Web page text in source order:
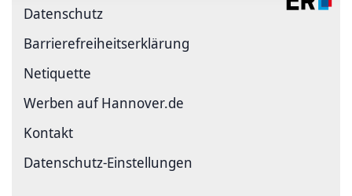
Datenschutz
Barriere­freiheits­erklärung
Netiquette
Werben auf Hannover.de
Kontakt
Datenschutz-Einstellungen